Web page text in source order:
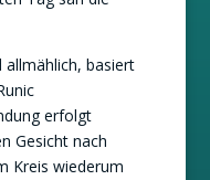
allmählich, basiert
erfolgt
Gesicht nach
Kreis wiederum